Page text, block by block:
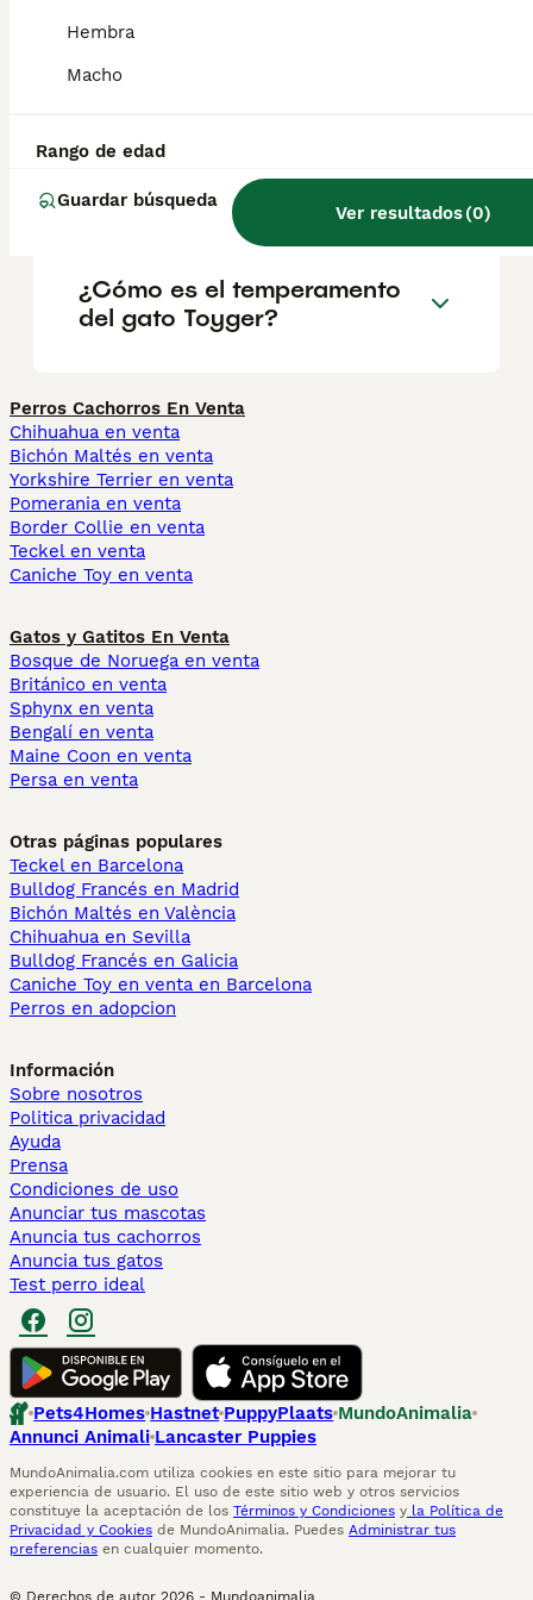
Hembra
Macho
Rango de edad
Guardar búsqueda
Ver resultados(0)
¿Cuánto cuesta un gato
¿Qué es un Toyger?
¿Cómo es el temperamento
del gato Toyger?
Perros Cachorros En Venta
Chihuahua en venta
Bichón Maltés en venta
Yorkshire Terrier en venta
Pomerania en venta
Border Collie en venta
Teckel en venta
Caniche Toy en venta
Gatos y Gatitos En Venta
Bosque de Noruega en venta
Británico en venta
Sphynx en venta
Bengalí en venta
Maine Coon en venta
Persa en venta
Otras páginas populares
Teckel en Barcelona
Bulldog Francés en Madrid
Bichón Maltés en València
Chihuahua en Sevilla
Bulldog Francés en Galicia
Caniche Toy en venta en Barcelona
Perros en adopcion
Información
Sobre nosotros
Politica privacidad
Ayuda
Prensa
Condiciones de uso
Anunciar tus mascotas
Anuncia tus cachorros
Anuncia tus gatos
Test perro ideal
Pets4Homes Hastnet PuppyPlaats MundoAnimalia
Annunci Animali Lancaster Puppies
MundoAnimalia.com utiliza cookies en este sitio para mejorar tu
experiencia de usuario. El uso de este sitio web y otros servicios
constituye la aceptación de los Términos y Condiciones y la Política de
Privacidad y Cookies de MundoAnimalia. Puedes Administrar tus
preferencias en cualquier momento.